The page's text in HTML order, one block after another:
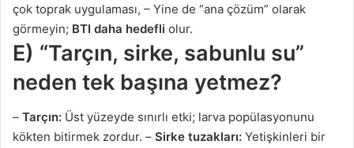
çok toprak uygulaması, – Yine de “ana çözüm” olarak
görmeyin; BTI daha hedefli olur.
E) “Tarçın, sirke, sabunlu su”
neden tek başına yetmez?
– Tarçın: Üst yüzeyde sınırlı etki; larva popülasyonunu
kökten bitirmek zordur. – Sirke tuzakları: Yetişkinleri bir